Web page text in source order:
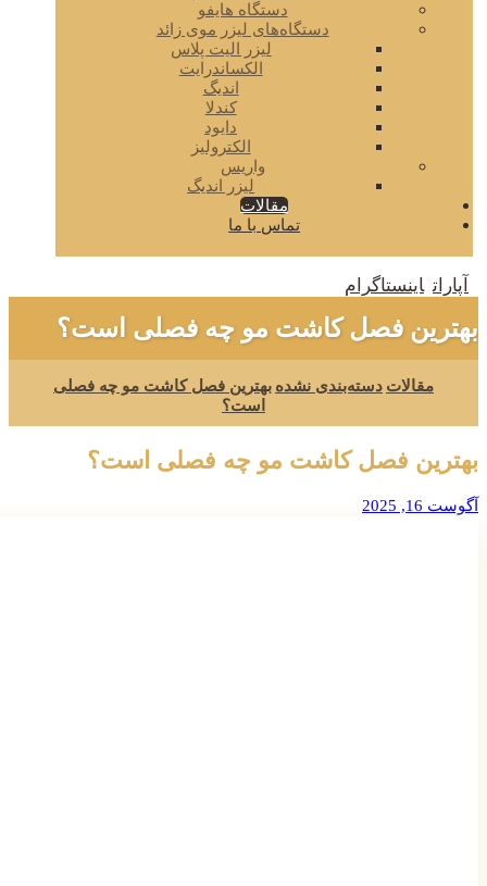
دستگاه هایفو
دستگاه‌های لیزر موی زائد
لیزر الیت پلاس
الکساندرایت
اندیگ
کندلا
دایود
الکترولیز
واریس
لیزر اندیگ
مقالات
تماس با ما
آپارات اینستاگرام
بهترین فصل کاشت مو چه فصلی است؟
مقالات دسته‌بندی نشده بهترین فصل کاشت مو چه فصلی
است؟
بهترین فصل کاشت مو چه فصلی است؟
آگوست 16, 2025